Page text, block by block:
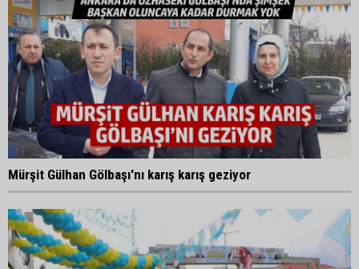
Mürşit Gülhan Gölbaşı'nı karış karış geziyor